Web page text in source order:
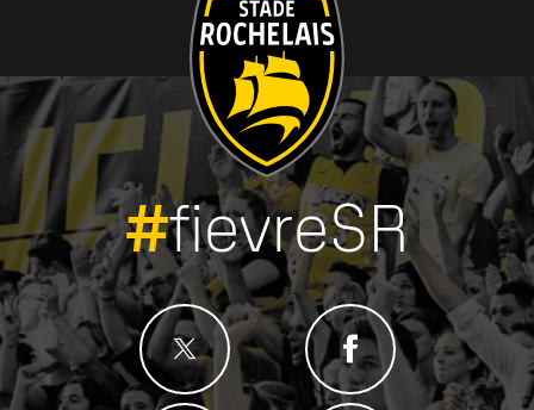
#fievreSR